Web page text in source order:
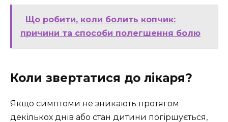
Що робити, коли болить копчик:
причини та способи полегшення болю
Коли звертатися до лікаря?
Якщо симптоми не зникають протягом
декількох днів або стан дитини погіршується,